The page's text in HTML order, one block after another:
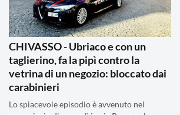
CHIVASSO - Ubriaco e con un
taglierino, fa la pipì contro la
vetrina di un negozio: bloccato dai
carabinieri
Lo spiacevole episodio è avvenuto nel